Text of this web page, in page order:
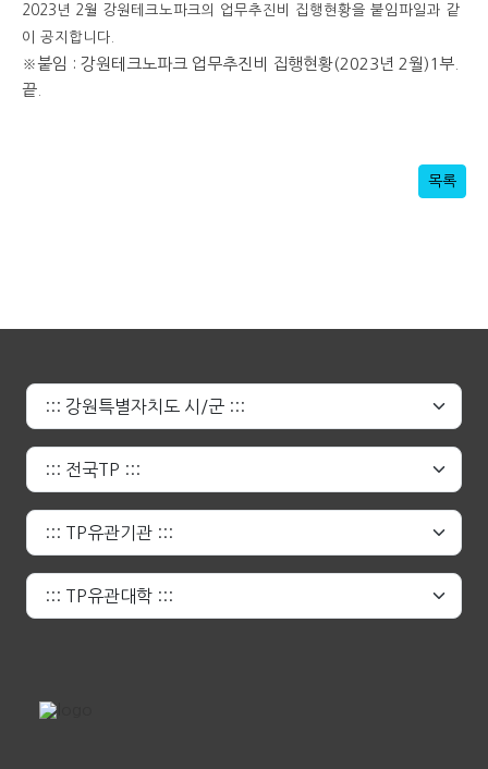
2023년 2월 강원테크노파크의 업무추진비 집행현황을 붙임파일과 같
이 공지합니다.
※붙임 : 강원테크노파크 업무추진비 집행현황(2023년 2월)1부.
끝.
목록